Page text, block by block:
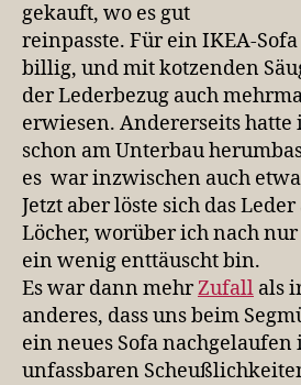
gekauft, wo es gut
reinpasste. Für ein IKEA-
billig, und mit kotzenden
der Lederbezug auch
erwiesen. Andererseits hatte
schon am Unterbau
es war inzwischen auch
Jetzt aber löste sich das
Löcher, worüber ich nach nur
ein wenig enttäuscht bin.
Es war dann mehrZufall als
anderes, dass uns beim
ein neues Sofa nachgelaufen
unfassbaren